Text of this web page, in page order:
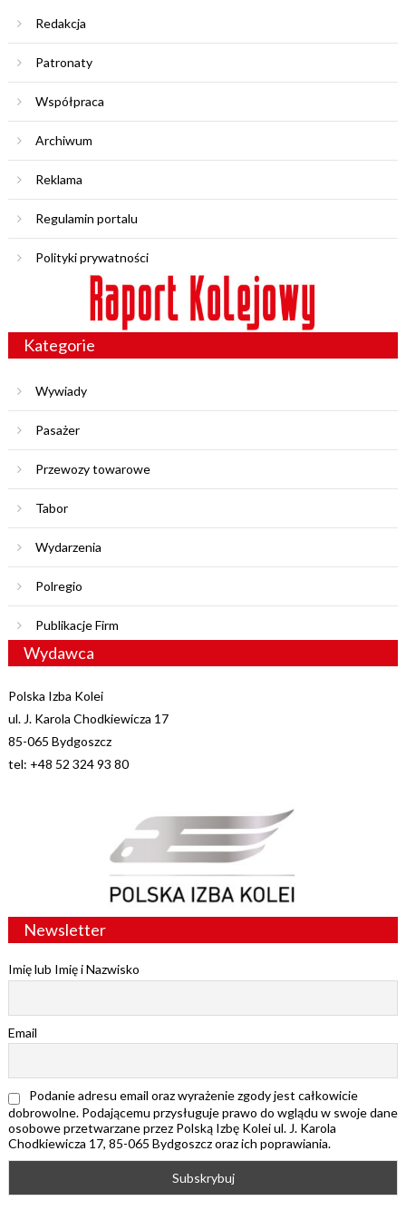
Redakcja
Patronaty
Współpraca
Archiwum
Reklama
Regulamin portalu
Polityki prywatności
Kategorie
Wywiady
Pasażer
Przewozy towarowe
Tabor
Wydarzenia
Polregio
Publikacje Firm
Wydawca
Polska Izba Kolei
ul. J. Karola Chodkiewicza 17
85-065 Bydgoszcz
tel: +48 52 324 93 80
Newsletter
Imię lub Imię i Nazwisko
Email
Podanie adresu email oraz wyrażenie zgody jest całkowicie
dobrowolne. Podającemu przysługuje prawo do wglądu w swoje dane
osobowe przetwarzane przez Polską Izbę Kolei ul. J. Karola
Chodkiewicza 17, 85-065 Bydgoszcz oraz ich poprawiania.